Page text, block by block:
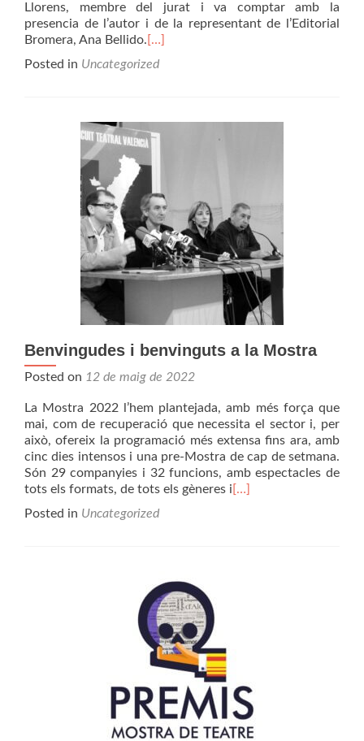
Llorens, membre del jurat i va comptar amb la
presencia de l’autor i de la representant de l’Editorial
Bromera, Ana Bellido. […]
Posted in Uncategorized
Benvingudes i benvinguts a la Mostra
Posted on 12 de maig de 2022
La Mostra 2022 l’hem plantejada, amb més força que
mai, com de recuperació que necessita el sector i, per
això, ofereix la programació més extensa fins ara, amb
cinc dies intensos i una pre-Mostra de cap de setmana.
Són 29 companyies i 32 funcions, amb espectacles de
tots els formats, de tots els gèneres i […]
Posted in Uncategorized